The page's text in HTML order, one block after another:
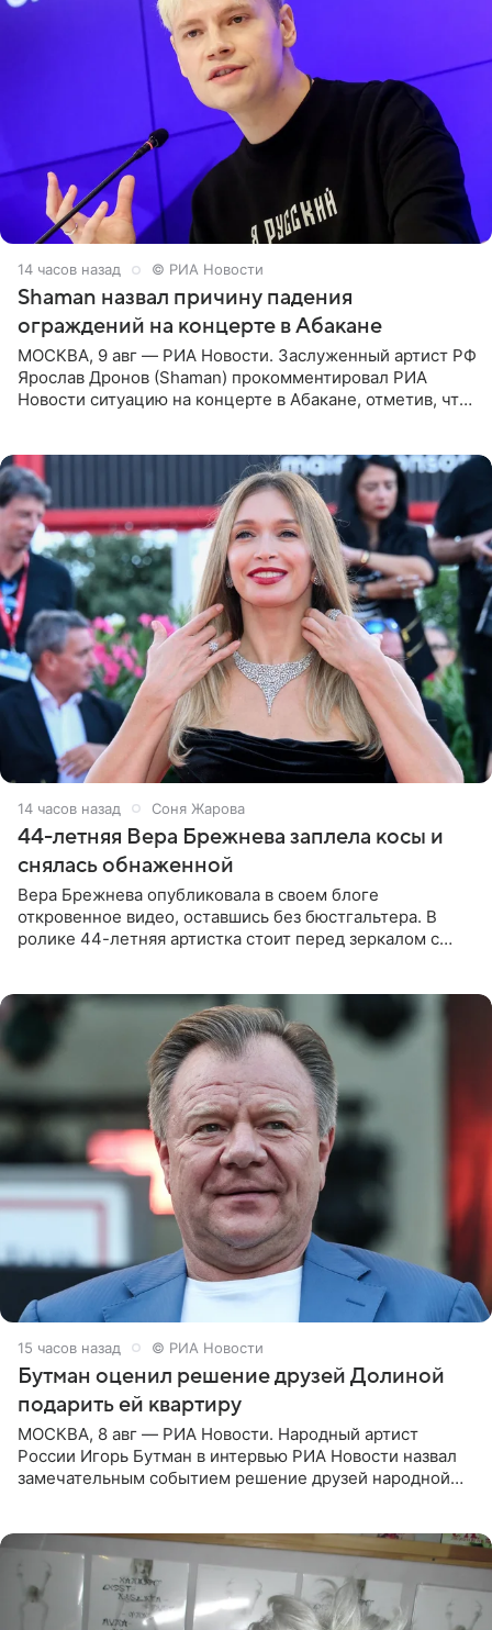
14 часов назад © РИА Новости
Shaman назвал причину падения
ограждений на концерте в Абакане
МОСКВА, 9 авг — РИА Новости. Заслуженный артист РФ
Ярослав Дронов (Shaman) прокомментировал РИА
Новости ситуацию на концерте в Абакане, отметив, что
14 часов назад Соня Жарова
44-летняя Вера Брежнева заплела косы и
снялась обнаженной
Вера Брежнева опубликовала в своем блоге
откровенное видео, оставшись без бюстгальтера. В
ролике 44-летняя артистка стоит перед зеркалом с
15 часов назад © РИА Новости
Бутман оценил решение друзей Долиной
подарить ей квартиру
МОСКВА, 8 авг — РИА Новости. Народный артист
России Игорь Бутман в интервью РИА Новости назвал
замечательным событием решение друзей народной